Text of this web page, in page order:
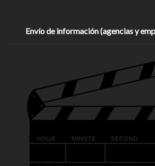
Envío de información (agencias y